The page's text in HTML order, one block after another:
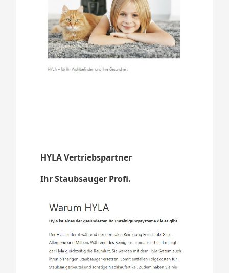
HYLA Vertriebspartner
Ihr Staubsauger Profi.